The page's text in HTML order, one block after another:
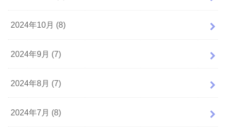
2024年10月 (8)
2024年9月 (7)
2024年8月 (7)
2024年7月 (8)